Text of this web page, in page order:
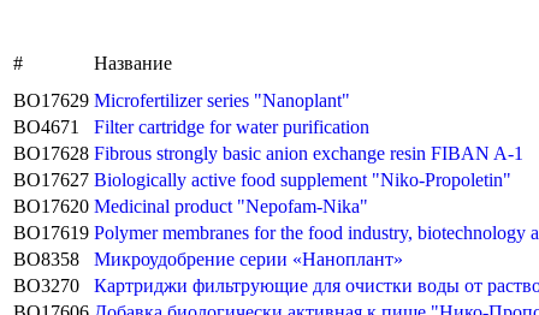
#
Название
BO17629 Microfertilizer series "Nanoplant"
BO4671
Filter cartridge for water purification
BO17628 Fibrous strongly basic anion exchange resin FIBAN A-1
BO17627 Biologically active food supplement "Niko-Propoletin"
BO17620 Medicinal product "Nepofam-Nika"
BO17619 Polymer membranes for the food industry, biotechnology
BO8358
Микроудобрение серии «Наноплант»
BO3270
Картриджи фильтрующие для очистки воды от